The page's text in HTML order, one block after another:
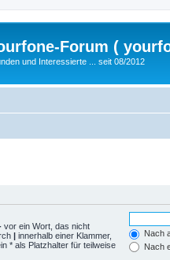
Forum (
und Interessierte ... seit 08/2012
vor ein Wort, das nicht
| innerhalb einer Klammer,
* als Platzhalter für teilweise
Nach
Nach